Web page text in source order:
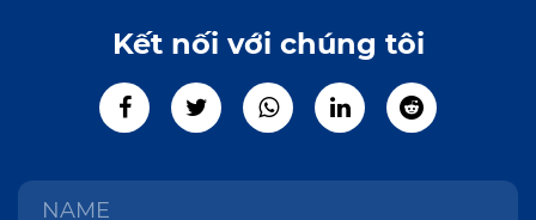
Kết nối với chúng tôi